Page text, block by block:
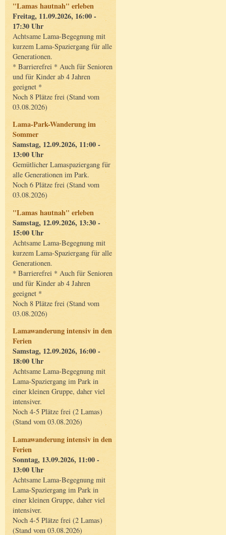
"Lamas hautnah" erleben
Freitag, 11.09.2026, 16:00 -
17:30 Uhr
Achtsame Lama-Begegnung mit
kurzem Lama-Spaziergang für alle
Generationen.
* Barrierefrei * Auch für Senioren
und für Kinder ab 4 Jahren
geeignet *
Noch 8 Plätze frei (Stand vom
03.08.2026)
Lama-Park-Wanderung im
Sommer
Samstag, 12.09.2026, 11:00 -
13:00 Uhr
Gemütlicher Lamaspaziergang für
alle Generationen im Park.
Noch 6 Plätze frei (Stand vom
03.08.2026)
"Lamas hautnah" erleben
Samstag, 12.09.2026, 13:30 -
15:00 Uhr
Achtsame Lama-Begegnung mit
kurzem Lama-Spaziergang für alle
Generationen.
* Barrierefrei * Auch für Senioren
und für Kinder ab 4 Jahren
geeignet *
Noch 8 Plätze frei (Stand vom
03.08.2026)
Lamawanderung intensiv in den
Ferien
Samstag, 12.09.2026, 16:00 -
18:00 Uhr
Achtsame Lama-Begegnung mit
Lama-Spaziergang im Park in
einer kleinen Gruppe, daher viel
intensiver.
Noch 4-5 Plätze frei (2 Lamas)
(Stand vom 03.08.2026)
Lamawanderung intensiv in den
Ferien
Sonntag, 13.09.2026, 11:00 -
13:00 Uhr
Achtsame Lama-Begegnung mit
Lama-Spaziergang im Park in
einer kleinen Gruppe, daher viel
intensiver.
Noch 4-5 Plätze frei (2 Lamas)
(Stand vom 03.08.2026)